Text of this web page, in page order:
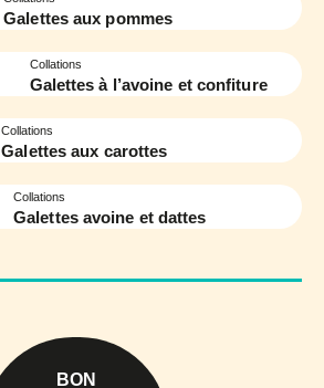
Galettes aux pommes
Collations
Galettes à l’avoine et confiture
Collations
Galettes aux carottes
Collations
Galettes avoine et dattes
BON